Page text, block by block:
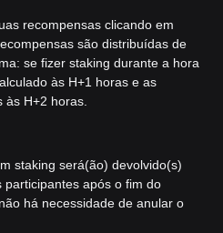
recompensas clicando em
são distribuídas de
se fizer staking durante a hora
às H+1 horas e as
H+2 horas.
staking será(ão) devolvido(s)
após o fim do
há necessidade de anular o